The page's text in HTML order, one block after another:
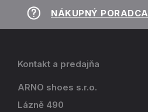
NÁKUPNÝ PORADCA
Kontakt a predajňa
ARNO shoes s.r.o.
Lázně 490